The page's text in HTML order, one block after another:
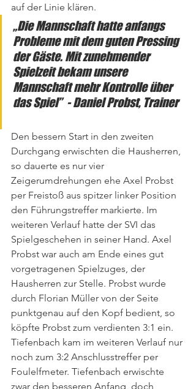
auf der Linie klären.
„Die Mannschaft hatte anfangs
Probleme mit dem guten Pressing
der Gäste. Mit zunehmender
Spielzeit bekam unsere
Mannschaft mehr Kontrolle über
das Spiel”  - Daniel Probst, Trainer
Den bessern Start in den zweiten
Durchgang erwischten die Hausherren,
so dauerte es nur vier
Zeigerumdrehungen ehe Axel Probst
per Freistoß aus spitzer linker Position
den Führungstreffer markierte. Im
weiteren Verlauf hatte der SVI das
Spielgeschehen in seiner Hand. Axel
Probst war auch am Ende eines gut
vorgetragenen Spielzuges, der
Hausherren zur Stelle. Probst wurde
durch Florian Müller von der Seite
punktgenau auf den Kopf bedient, so
köpfte Probst zum verdienten 3:1 ein.
Tiefenbach kam im weiteren Verlauf nur
noch zum 3:2 Anschlusstreffer per
Foulelfmeter. Tiefenbach erwischte
zwar den besseren Anfang, doch